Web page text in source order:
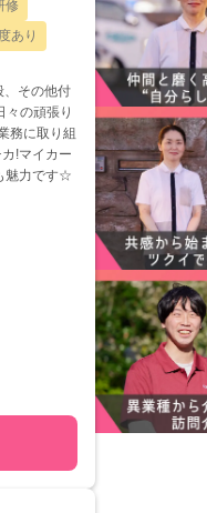
修
あり
、その他付
々の頑張り
務に取り組
!マイカー
魅力です☆